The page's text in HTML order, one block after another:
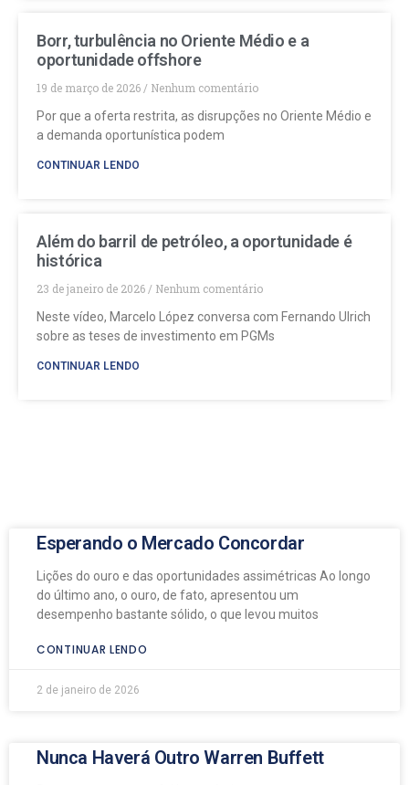
Borr, turbulência no Oriente Médio e a
oportunidade offshore
19 de março de 2026
Nenhum comentário
Por que a oferta restrita, as disrupções no Oriente Médio e
a demanda oportunística podem
CONTINUAR LENDO
Além do barril de petróleo, a oportunidade é
histórica
23 de janeiro de 2026
Nenhum comentário
Neste vídeo, Marcelo López conversa com Fernando Ulrich
sobre as teses de investimento em PGMs
CONTINUAR LENDO
Esperando o Mercado Concordar
Lições do ouro e das oportunidades assimétricas Ao longo
do último ano, o ouro, de fato, apresentou um
desempenho bastante sólido, o que levou muitos
CONTINUAR LENDO
2 de janeiro de 2026
Nunca Haverá Outro Warren Buffett